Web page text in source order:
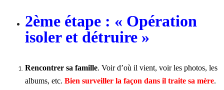
2ème étape : « Opération
isoler et détruire »
Rencontrer sa famille. Voir d’où il vient, voir les photos, les
albums, etc. Bien surveiller la façon dans il traite sa mère.